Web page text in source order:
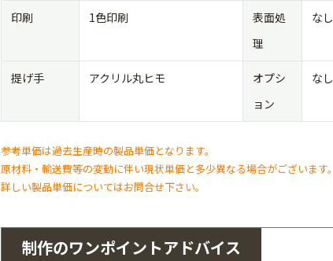
印刷 1色印刷
表面処
理
なし
提げ手 アクリル丸ヒモ
オプシ
ョン
なし
参考単価は過去生産時の製品単価となります。
原材料・輸送費等の変動に伴い現状単価と多少異なる場合がございます。
詳しい製品単価についてはお問合せ下さい。
制作のワンポイントアドバイス